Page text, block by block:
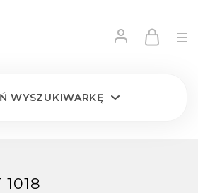
WYSZUKIWARKĘ
1018